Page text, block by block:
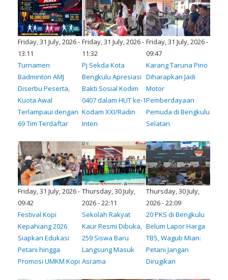
Friday, 31 July, 2026 -
13:11
Turnamen
Badminton AMJ
Diserbu Peserta,
Kuota Awal
Terlampaui dengan
69 Tim Terdaftar
Friday, 31 July, 2026 -
11:32
Pj Sekda Kota
Bengkulu Apresiasi
Bakti Sosial Kodim
0407 dalam HUT ke-1
Kodam XXI/Radin
Inten
Friday, 31 July, 2026 -
09:47
Karang Taruna Pino
Diharapkan Jadi
Motor
Pemberdayaan
Pemuda di Bengkulu
Selatan
Friday, 31 July, 2026 -
09:42
Festival Kopi
Kepahiang 2026
Siapkan Edukasi
Petani hingga
Promosi UMKM Kopi
Thursday, 30 July,
2026 - 22:11
Sekolah Rakyat
Kaur Resmi Dibuka,
259 Siswa Baru
Langsung Masuk
Asrama
Thursday, 30 July,
2026 - 22:09
20 PKS di Bengkulu
Belum Lapor Harga
TBS, Wagub Mian:
Petani Jangan
Dirugikan